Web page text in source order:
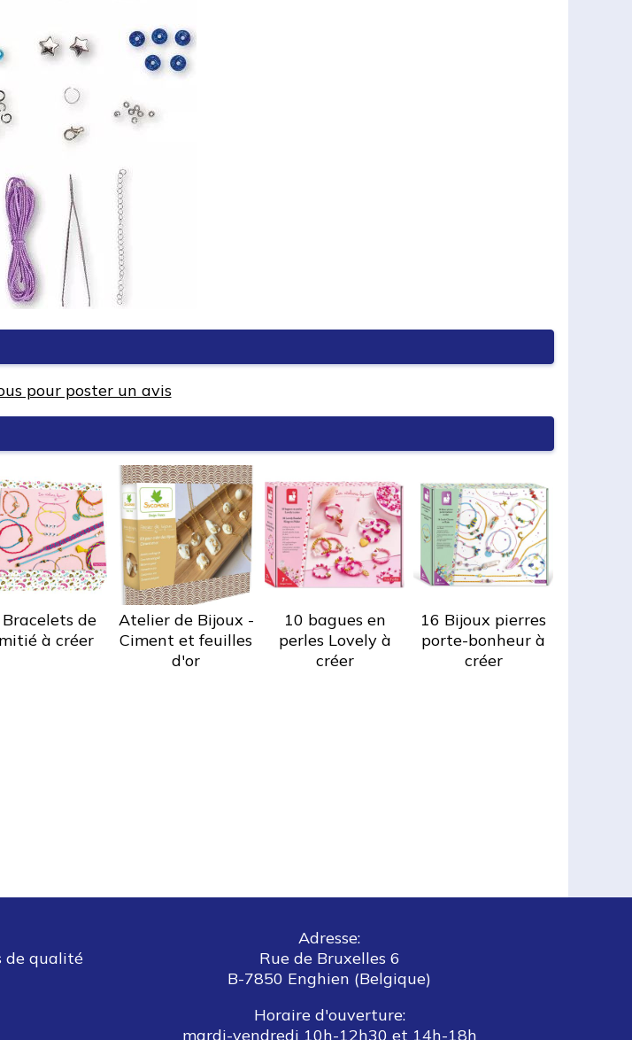
pour poster un avis
de
à créer
Atelier de Bijoux -
Ciment et feuilles
d'or
10 bagues en
perles Lovely à
créer
16 Bijoux pierres
porte-bonheur à
créer
de qualité
Adresse:
Rue de Bruxelles 6
B-7850 Enghien (Belgique)
Horaire d'ouverture:
mardi-vendredi 10h-12h30 et 14h-18h